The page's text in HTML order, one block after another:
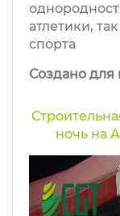
ночь на
Создано
атлетики,
спорта